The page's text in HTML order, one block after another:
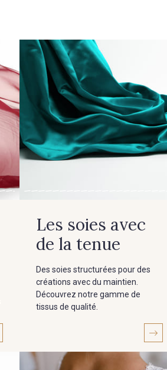
Les soies avec
de la tenue
Des soies structurées pour des
créations avec du maintien.
Découvrez notre gamme de
tissus de qualité.